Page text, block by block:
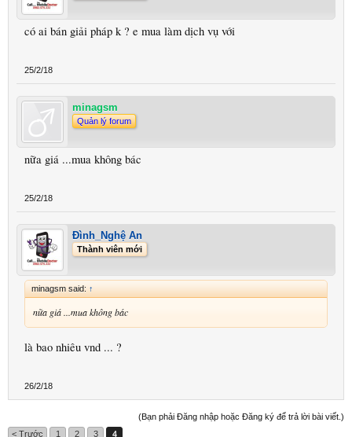
có ai bán giải pháp k ? e mua làm dịch vụ với
25/2/18
minagsm
Quản lý forum
nữa giá ...mua không bác
25/2/18
Đình_Nghệ An
Thành viên mới
minagsm said: ↑
nữa giá ...mua không bác
là bao nhiêu vnd ... ?
26/2/18
(Bạn phải Đăng nhập hoặc Đăng ký để trả lời bài viết.)
< Trước
1 2 3 4